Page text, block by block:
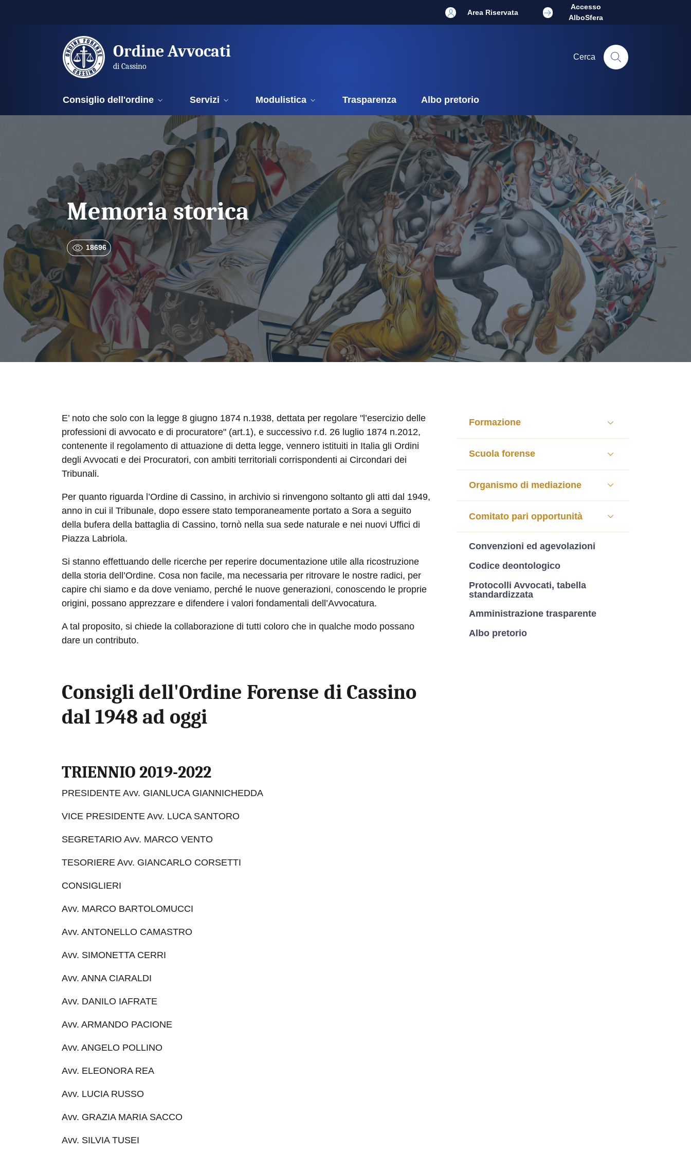
Area Riservata
Accesso
AlboSfera
Ordine Avvocati
di Cassino
Cerca
Consiglio dell'ordine Servizi Modulistica Trasparenza Albo pretorio
Memoria storica
18696
E’ noto che solo con la legge 8 giugno 1874 n.1938, dettata per regolare "l’esercizio delle
professioni di avvocato e di procuratore" (art.1), e successivo r.d. 26 luglio 1874 n.2012,
contenente il regolamento di attuazione di detta legge, vennero istituiti in Italia gli Ordini
degli Avvocati e dei Procuratori, con ambiti territoriali corrispondenti ai Circondari dei
Tribunali.
Per quanto riguarda l’Ordine di Cassino, in archivio si rinvengono soltanto gli atti dal 1949,
anno in cui il Tribunale, dopo essere stato temporaneamente portato a Sora a seguito
della bufera della battaglia di Cassino, tornò nella sua sede naturale e nei nuovi Uffici di
Piazza Labriola.
Si stanno effettuando delle ricerche per reperire documentazione utile alla ricostruzione
della storia dell’Ordine. Cosa non facile, ma necessaria per ritrovare le nostre radici, per
capire chi siamo e da dove veniamo, perché le nuove generazioni, conoscendo le proprie
origini, possano apprezzare e difendere i valori fondamentali dell’Avvocatura.
A tal proposito, si chiede la collaborazione di tutti coloro che in qualche modo possano
dare un contributo.
Consigli dell'Ordine Forense di Cassino
dal 1948 ad oggi
TRIENNIO 2019-2022
PRESIDENTE Avv. GIANLUCA GIANNICHEDDA
VICE PRESIDENTE Avv. LUCA SANTORO
SEGRETARIO Avv. MARCO VENTO
TESORIERE Avv. GIANCARLO CORSETTI
CONSIGLIERI
Avv. MARCO BARTOLOMUCCI
Avv. ANTONELLO CAMASTRO
Avv. SIMONETTA CERRI
Avv. ANNA CIARALDI
Avv. DANILO IAFRATE
Avv. ARMANDO PACIONE
Avv. ANGELO POLLINO
Avv. ELEONORA REA
Avv. LUCIA RUSSO
Avv. GRAZIA MARIA SACCO
Avv. SILVIA TUSEI
Formazione
Scuola forense
Organismo di mediazione
Comitato pari opportunità
Convenzioni ed agevolazioni
Codice deontologico
Protocolli Avvocati, tabella
standardizzata
Amministrazione trasparente
Albo pretorio